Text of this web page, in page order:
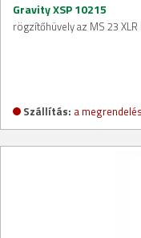
Gravity XSP 10215
rögzítőhüvely az MS 23
Szállítás: a